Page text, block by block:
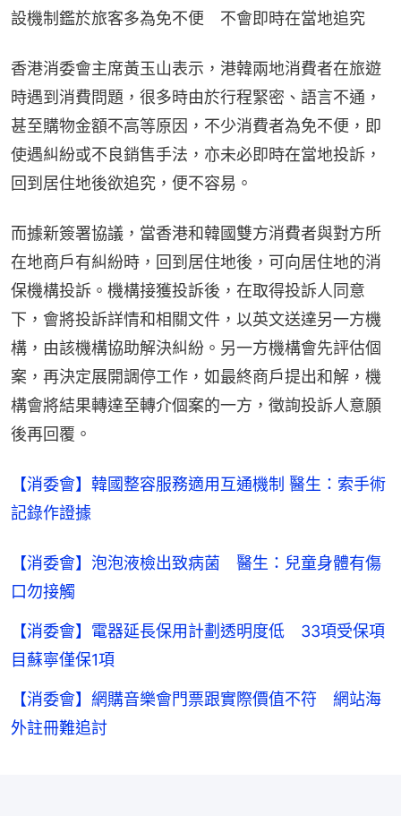
設機制鑑於旅客多為免不便　不會即時在當地追究
香港消委會主席黃玉山表示，港韓兩地消費者在旅遊
時遇到消費問題，很多時由於行程緊密、語言不通，
甚至購物金額不高等原因，不少消費者為免不便，即
使遇糾紛或不良銷售手法，亦未必即時在當地投訴，
回到居住地後欲追究，便不容易。
而據新簽署協議，當香港和韓國雙方消費者與對方所
在地商戶有糾紛時，回到居住地後，可向居住地的消
保機構投訴。機構接獲投訴後，在取得投訴人同意
下，會將投訴詳情和相關文件，以英文送達另一方機
構，由該機構協助解決糾紛。另一方機構會先評估個
案，再決定展開調停工作，如最終商戶提出和解，機
構會將結果轉達至轉介個案的一方，徵詢投訴人意願
後再回覆。
【消委會】韓國整容服務適用互通機制 醫生：索手術
記錄作證據
【消委會】泡泡液檢出致病菌 醫生：兒童身體有傷
口勿接觸
【消委會】電器延長保用計劃透明度低 33項受保項
目蘇寧僅保1項
【消委會】網購音樂會門票跟實際價值不符 網站海
外註冊難追討